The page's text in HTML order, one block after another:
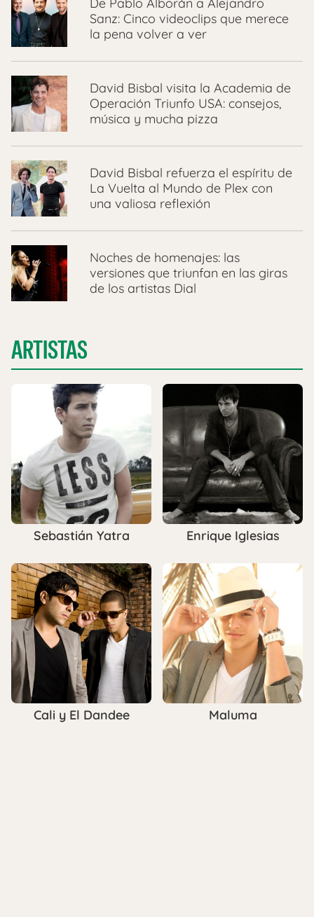
Sanz: Cinco videoclips que merece
la pena volver a ver
David Bisbal visita la Academia de
Operación Triunfo USA: consejos,
música y mucha pizza
David Bisbal refuerza el espíritu de
La Vuelta al Mundo de Plex con
una valiosa reflexión
Noches de homenajes: las
versiones que triunfan en las giras
de los artistas Dial
ARTISTAS
Sebastián Yatra Enrique Iglesias
Cali y El Dandee Maluma